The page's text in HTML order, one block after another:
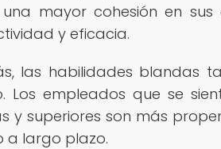
mayor cohesión en
y eficacia.
las habilidades blandas
Los empleados que se
y superiores son más
a largo plazo.